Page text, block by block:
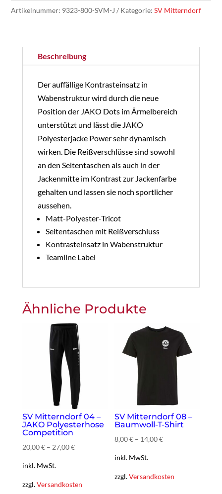
Jugend
Artikelnummer: 9323-800-SVM-J Kategorie:SV Mitterndorf
Beschreibung
Der auffällige Kontrasteinsatz in
Wabenstruktur wird durch die neue
Position der JAKO Dots im Ärmelbereich
unterstützt und lässt die JAKO
Polyesterjacke Power sehr dynamisch
wirken. Die Reißverschlüsse sind sowohl
an den Seitentaschen als auch in der
Jackenmitte im Kontrast zur Jackenfarbe
gehalten und lassen sie noch sportlicher
aussehen.
Matt-Polyester-Tricot
Seitentaschen mit Reißverschluss
Kontrasteinsatz in Wabenstruktur
Teamline Label
Ähnliche Produkte
SV Mitterndorf 04 –
JAKO Polyesterhose
Competition
20,00€– 27,00€
inkl. MwSt.
zzgl.Versandkosten
SV Mitterndorf 08 –
Baumwoll-T-Shirt
8,00€ – 14,00€
inkl. MwSt.
zzgl.Versandkosten